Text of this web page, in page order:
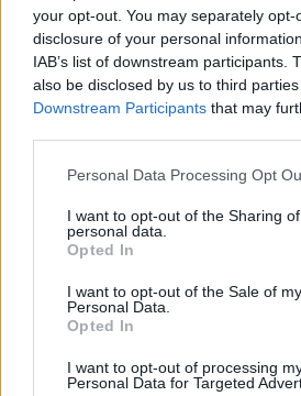
your opt-out. You may separately
disclosure of your personal
IAB’s list of downstream participants.
also be disclosed by us to third
Downstream Participants that may
Personal Data Processing Opt
I want to opt-out of the Sharing
personal data.
Opted In
I want to opt-out of the Sale of my
Personal Data.
Opted In
I want to opt-out of processing
Personal Data for Targeted
szinte teljes hozzáféréssel
belső piacához:
Izland
Norvégia
Svájc
Gyakori kérdések
Melyik ország volt az
amelyik csatlakozott az
Az Európai Unióhoz